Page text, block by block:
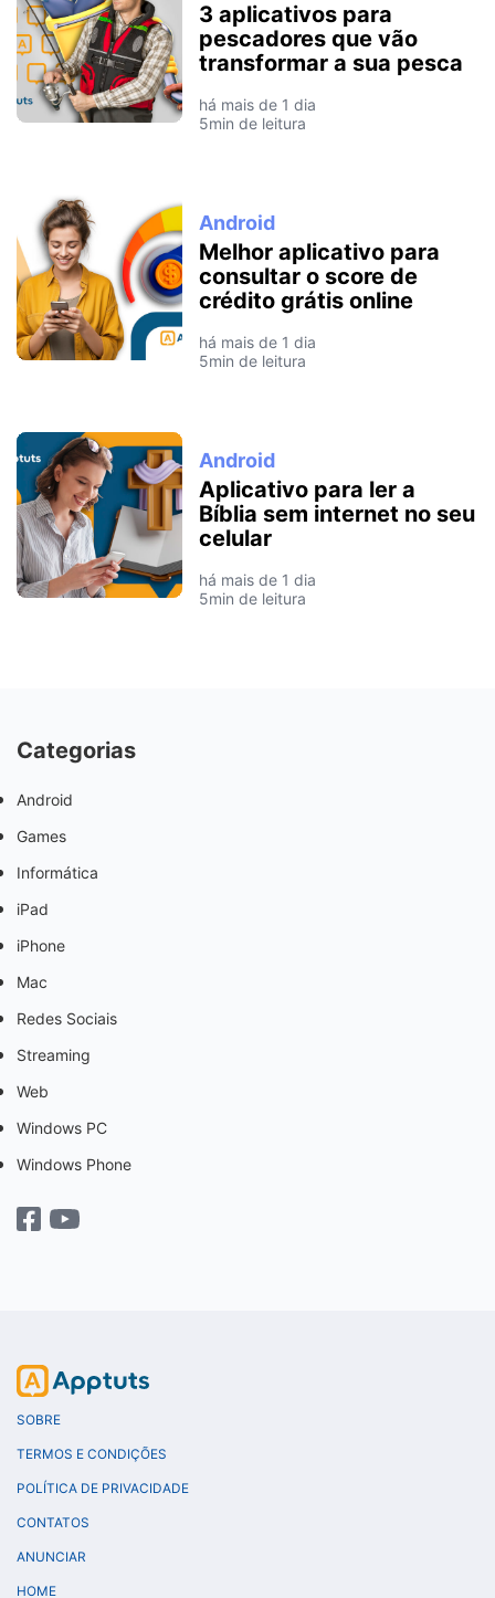
3 aplicativos para
pescadores que vão
transformar a sua pesca
há mais de 1 dia
5min de leitura
Android
Melhor aplicativo para
consultar o score de
crédito grátis online
há mais de 1 dia
5min de leitura
Android
Aplicativo para ler a
Bíblia sem internet no seu
celular
há mais de 1 dia
5min de leitura
Categorias
Android
Games
Informática
iPad
iPhone
Mac
Redes Sociais
Streaming
Web
Windows PC
Windows Phone
SOBRE
TERMOS E CONDIÇÕES
POLÍTICA DE PRIVACIDADE
CONTATOS
ANUNCIAR
HOME